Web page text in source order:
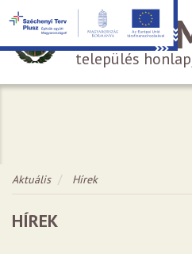
település
Aktuális Hírek
HÍREK